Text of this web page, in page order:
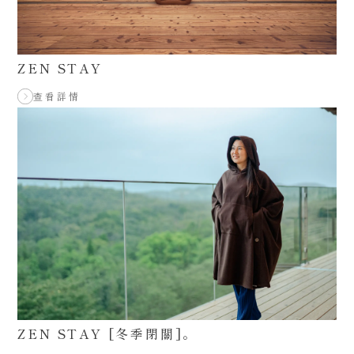
ZEN STAY
查看詳情
ZEN STAY [冬季閉關]。